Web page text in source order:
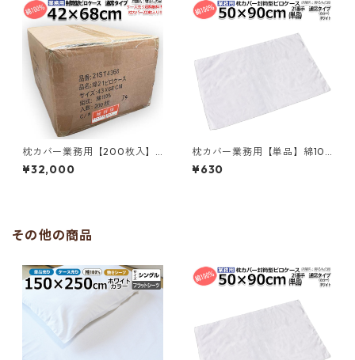
泊／367560980
泊／367561510
枕カバー業務用【200枚入】
綿100% 42×68cm 通常タイプ
ピローケース 封筒型 ホワイト
¥32,000
枕カバー業務用【単品】綿10
0% 50×90cm 通常タイプ ピ
ローケース 封筒型 ホワイト 白
¥630
その他の商品